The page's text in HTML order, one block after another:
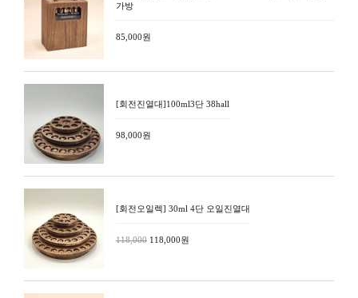
가방
85,000원
[회전진열대]100ml3단 38hall
98,000원
[회전오일렉] 30ml 4단 오일진열대
118,000 118,000원